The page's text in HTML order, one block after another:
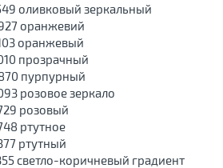
оливковый зеркальный
оранжевий
оранжевый
прозрачный
пурпурный
розовое зеркало
розовый
ртутное
ртутный
светло-коричневый градиент